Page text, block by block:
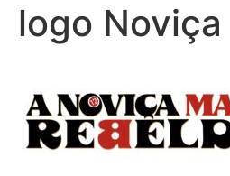
logo Noviça